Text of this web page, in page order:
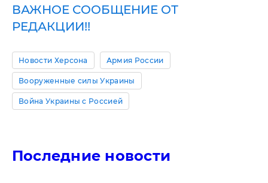
ВАЖНОЕ СООБЩЕНИЕ ОТ
РЕДАКЦИИ!!
Новости Херсона Армия России
Вооруженные силы Украины
Война Украины с Россией
Последние новости